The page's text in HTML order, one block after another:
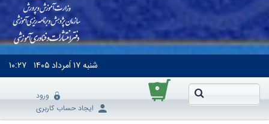
شنبه۱۷ اَمرداد ۱۴۰۵ ۱۰:۲۷
۰
ورود
ایجاد حساب کاربری